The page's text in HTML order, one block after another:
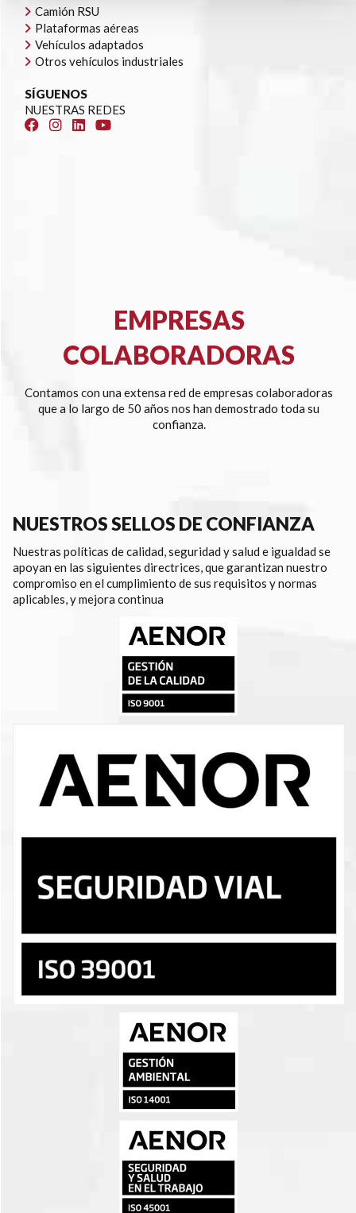
Camión RSU
Plataformas aéreas
Vehículos adaptados
Otros vehículos industriales
SÍGUENOS
NUESTRAS REDES
EMPRESAS
COLABORADORAS
Contamos con una extensa red de empresas colaboradoras
que a lo largo de 50 años nos han demostrado toda su
confianza.
NUESTROS SELLOS DE CONFIANZA
Nuestras políticas de calidad, seguridad y salud e igualdad se
apoyan en las siguientes directrices, que garantizan nuestro
compromiso en el cumplimiento de sus requisitos y normas
aplicables, y mejora continua